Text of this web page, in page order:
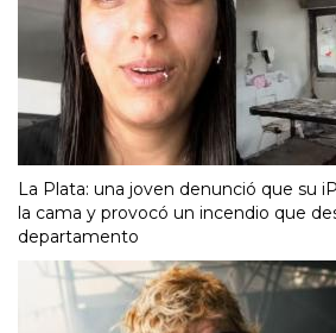
La Plata: una joven denunció que su
la cama y provocó un incendio que
departamento